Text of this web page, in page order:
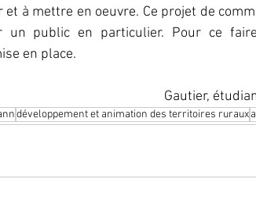
à mettre en oeuvre. Ce projet de
un public en particulier. Pour ce
en place.
Gautier,
développement et animation des territoires ruraux